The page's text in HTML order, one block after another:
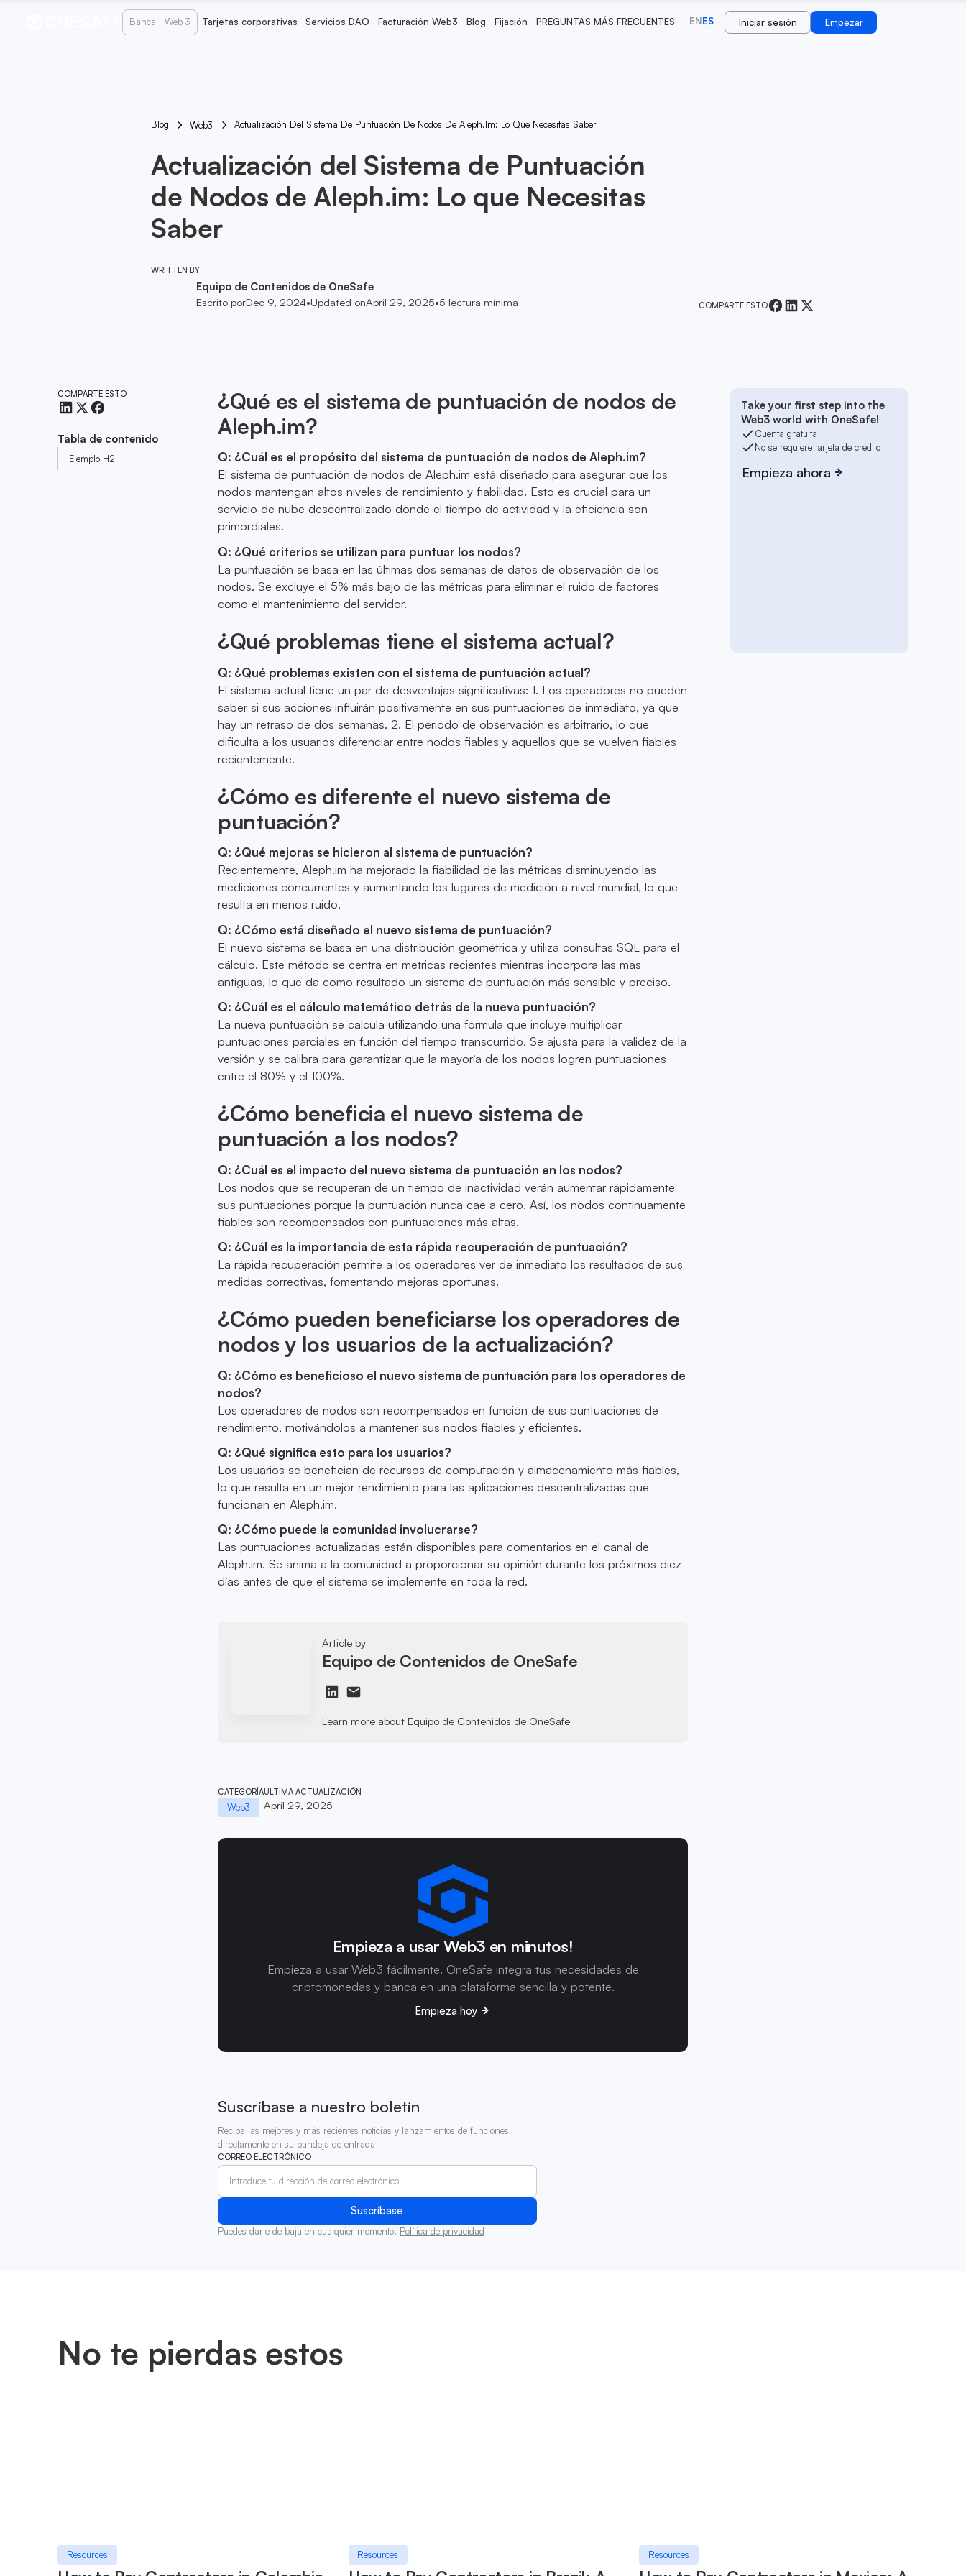
Banca Web 3 Tarjetas corporativas Servicios DAO Facturación Web3 Blog Fijación PREGUNTAS MÁS FRECUENTES ENES Iniciar sesión Empezar
Blog Web3 Actualización Del Sistema De Puntuación De Nodos De Aleph.im: Lo Que Necesitas Saber
Actualización del Sistema de Puntuación
de Nodos de Aleph.im: Lo que Necesitas
Saber
WRITTEN BY
Equipo de Contenidos de OneSafe
Escrito porDec 9, 2024•Updated onApril 29, 2025•5 lectura mínima COMPARTE ESTO
COMPARTE ESTO
Tabla de contenido
Ejemplo H2
¿Qué es el sistema de puntuación de nodos de
Aleph.im?
Q: ¿Cuál es el propósito del sistema de puntuación de nodos de Aleph.im?
El sistema de puntuación de nodos de Aleph.im está diseñado para asegurar que los
nodos mantengan altos niveles de rendimiento y fiabilidad. Esto es crucial para un
servicio de nube descentralizado donde el tiempo de actividad y la eficiencia son
primordiales.
Q: ¿Qué criterios se utilizan para puntuar los nodos?
La puntuación se basa en las últimas dos semanas de datos de observación de los
nodos. Se excluye el 5% más bajo de las métricas para eliminar el ruido de factores
como el mantenimiento del servidor.
¿Qué problemas tiene el sistema actual?
Q: ¿Qué problemas existen con el sistema de puntuación actual?
El sistema actual tiene un par de desventajas significativas: 1. Los operadores no pueden
saber si sus acciones influirán positivamente en sus puntuaciones de inmediato, ya que
hay un retraso de dos semanas. 2. El periodo de observación es arbitrario, lo que
dificulta a los usuarios diferenciar entre nodos fiables y aquellos que se vuelven fiables
recientemente.
¿Cómo es diferente el nuevo sistema de
puntuación?
Q: ¿Qué mejoras se hicieron al sistema de puntuación?
Recientemente, Aleph.im ha mejorado la fiabilidad de las métricas disminuyendo las
mediciones concurrentes y aumentando los lugares de medición a nivel mundial, lo que
resulta en menos ruido.
Q: ¿Cómo está diseñado el nuevo sistema de puntuación?
El nuevo sistema se basa en una distribución geométrica y utiliza consultas SQL para el
cálculo. Este método se centra en métricas recientes mientras incorpora las más
antiguas, lo que da como resultado un sistema de puntuación más sensible y preciso.
Q: ¿Cuál es el cálculo matemático detrás de la nueva puntuación?
La nueva puntuación se calcula utilizando una fórmula que incluye multiplicar
puntuaciones parciales en función del tiempo transcurrido. Se ajusta para la validez de la
versión y se calibra para garantizar que la mayoría de los nodos logren puntuaciones
entre el 80% y el 100%.
¿Cómo beneficia el nuevo sistema de
puntuación a los nodos?
Q: ¿Cuál es el impacto del nuevo sistema de puntuación en los nodos?
Los nodos que se recuperan de un tiempo de inactividad verán aumentar rápidamente
sus puntuaciones porque la puntuación nunca cae a cero. Así, los nodos continuamente
fiables son recompensados con puntuaciones más altas.
Q: ¿Cuál es la importancia de esta rápida recuperación de puntuación?
La rápida recuperación permite a los operadores ver de inmediato los resultados de sus
medidas correctivas, fomentando mejoras oportunas.
¿Cómo pueden beneficiarse los operadores de
nodos y los usuarios de la actualización?
Q: ¿Cómo es beneficioso el nuevo sistema de puntuación para los operadores de
nodos?
Los operadores de nodos son recompensados en función de sus puntuaciones de
rendimiento, motivándolos a mantener sus nodos fiables y eficientes.
Q: ¿Qué significa esto para los usuarios?
Los usuarios se benefician de recursos de computación y almacenamiento más fiables,
lo que resulta en un mejor rendimiento para las aplicaciones descentralizadas que
funcionan en Aleph.im.
Q: ¿Cómo puede la comunidad involucrarse?
Las puntuaciones actualizadas están disponibles para comentarios en el canal de
Aleph.im. Se anima a la comunidad a proporcionar su opinión durante los próximos diez
días antes de que el sistema se implemente en toda la red.
Article by
Equipo de Contenidos de OneSafe
Learn more about Equipo de Contenidos de OneSafe
CATEGORÍA
Web3
ÚLTIMA ACTUALIZACIÓN
April 29, 2025
Empieza a usar Web3 en minutos!
Empieza a usar Web3 fácilmente. OneSafe integra tus necesidades de
criptomonedas y banca en una plataforma sencilla y potente.
Empieza hoy
Suscríbase a nuestro boletín
Reciba las mejores y más recientes noticias y lanzamientos de funciones
directamente en su bandeja de entrada
CORREO ELECTRÓNICO
Puedes darte de baja en cualquier momento. Política de privacidad
Take your first step into the
Web3 world with OneSafe!
Cuenta gratuita
No se requiere tarjeta de crédito
Empieza ahora
No te pierdas estos
Resources Resources Resources